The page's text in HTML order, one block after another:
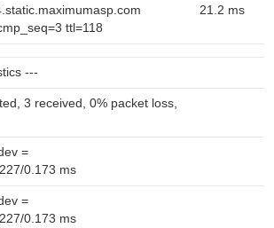
ttl=118
21.2 ms
---
3 received, 0% packet loss,
=
0.173 ms
=
0.173 ms